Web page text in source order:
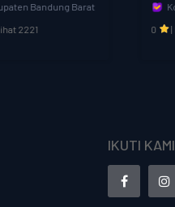
Kota Padang Panjang
IKUTI KAMI